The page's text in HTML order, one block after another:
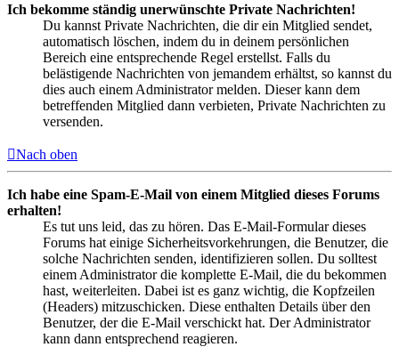
Ich bekomme ständig unerwünschte Private Nachrichten!
Du kannst Private Nachrichten, die dir ein Mitglied sendet,
automatisch löschen, indem du in deinem persönlichen
Bereich eine entsprechende Regel erstellst. Falls du
belästigende Nachrichten von jemandem erhältst, so kannst du
dies auch einem Administrator melden. Dieser kann dem
betreffenden Mitglied dann verbieten, Private Nachrichten zu
versenden.
Nach oben
Ich habe eine Spam-E-Mail von einem Mitglied dieses Forums
erhalten!
Es tut uns leid, das zu hören. Das E-Mail-Formular dieses
Forums hat einige Sicherheitsvorkehrungen, die Benutzer, die
solche Nachrichten senden, identifizieren sollen. Du solltest
einem Administrator die komplette E-Mail, die du bekommen
hast, weiterleiten. Dabei ist es ganz wichtig, die Kopfzeilen
(Headers) mitzuschicken. Diese enthalten Details über den
Benutzer, der die E-Mail verschickt hat. Der Administrator
kann dann entsprechend reagieren.